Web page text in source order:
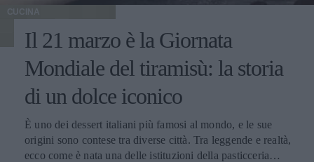
CUCINA
Il 21 marzo è la Giornata
Mondiale del tiramisù: la storia
di un dolce iconico
È uno dei dessert italiani più famosi al mondo, e le sue
origini sono contese tra diverse città. Tra leggende e realtà,
ecco come è nata una delle istituzioni della pasticceria